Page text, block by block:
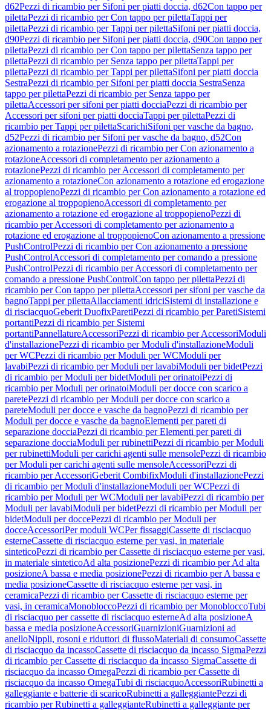
d62Pezzi di ricambio per Sifoni per piatti doccia, d62Con tappo per
pilettaPezzi di ricambio per Con tappo per pilettaTappi per
pilettaPezzi di ricambio per Tappi per pilettaSifoni per piatti doccia,
d90Pezzi di ricambio per Sifoni per piatti doccia, d90Con tappo per
pilettaPezzi di ricambio per Con tappo per pilettaSenza tappo per
pilettaPezzi di ricambio per Senza tappo per pilettaTappi per
pilettaPezzi di ricambio per Tappi per pilettaSifoni per piatti doccia
SestraPezzi di ricambio per Sifoni per piatti doccia SestraSenza
tappo per pilettaPezzi di ricambio per Senza tappo per
pilettaAccessori per sifoni per piatti docciaPezzi di ricambio per
Accessori per sifoni per piatti docciaTappi per pilettaPezzi di
ricambio per Tappi per pilettaScarichiSifoni per vasche da bagno,
d52Pezzi di ricambio per Sifoni per vasche da bagno, d52Con
azionamento a rotazionePezzi di ricambio per Con azionamento a
rotazioneAccessori di completamento per azionamento a
rotazionePezzi di ricambio per Accessori di completamento per
azionamento a rotazioneCon azionamento a rotazione ed erogazione
al troppopienoPezzi di ricambio per Con azionamento a rotazione ed
erogazione al troppopienoAccessori di completamento per
azionamento a rotazione ed erogazione al troppopienoPezzi di
ricambio per Accessori di completamento per azionamento a
rotazione ed erogazione al troppopienoCon azionamento a pressione
PushControlPezzi di ricambio per Con azionamento a pressione
PushControlAccessori di completamento per comando a pressione
PushControlPezzi di ricambio per Accessori di completamento per
comando a pressione PushControlCon tappo per pilettaPezzi di
ricambio per Con tappo per pilettaAccessori per sifoni per vasche da
bagnoTappi per pilettaAllacciamenti idriciSistemi di installazione e
di risciacquoGeberit DuofixParetiPezzi di ricambio per ParetiSistemi
portantiPezzi di ricambio per Sistemi
portantiPannellatureAccessoriPezzi di ricambio per AccessoriModuli
d'installazionePezzi di ricambio per Moduli d'installazioneModuli
per WCPezzi di ricambio per Moduli per WCModuli per
lavabiPezzi di ricambio per Moduli per lavabiModuli per bidetPezzi
di ricambio per Moduli per bidetModuli per orinatoiPezzi di
ricambio per Moduli per orinatoiModuli per docce con scarico a
paretePezzi di ricambio per Moduli per docce con scarico a
pareteModuli per docce e vasche da bagnoPezzi di ricambio per
Moduli per docce e vasche da bagnoElementi per pareti di
separazione docciaPezzi di ricambio per Elementi per pareti di
separazione docciaModuli per rubinettiPezzi di ricambio per Moduli
per rubinettiModuli per carichi agenti sulle mensolePezzi di ricambio
per Moduli per carichi agenti sulle mensoleAccessoriPezzi di
ricambio per AccessoriGeberit CombifixModuli d'installazionePezzi
di ricambio per Moduli d'installazioneModuli per WCPezzi di
ricambio per Moduli per WCModuli per lavabiPezzi di ricambio per
Moduli per lavabiModuli per bidetPezzi di ricambio per Moduli per
bidetModuli per doccePezzi di ricambio per Moduli per
docceAccessoriPer moduli WCPer fissaggiCassette di risciacquo
esterneCassette di risciacquo esterne per vasi, in materiale
sinteticoPezzi di ricambio per Cassette di risciacquo esterne per vasi,
in materiale sinteticoAd alta posizionePezzi di ricambio per Ad alta
posizioneA bassa e media posizionePezzi di ricambio per A bassa e
media posizioneCassette di risciacquo esterne per vasi, in
ceramicaPezzi di ricambio per Cassette di risciacquo esterne per
vasi, in ceramicaMonobloccoPezzi di ricambio per MonobloccoTubi
di risciacquo per cassette di risciacquo esterneAd alta posizioneA
bassa e media posizioneAccessoriGuarnizioniGuarnizioni ad
anelloNippli, rosoni e riduttori di flussoMateriali di consumoCassette
di risciacquo da incassoCassette di risciacquo da incasso SigmaPezzi
di ricambio per Cassette di risciacquo da incasso SigmaCassette di
risciacquo da incasso OmegaPezzi di ricambio per Cassette di
risciacquo da incasso OmegaTubi di risciacquoAccessoriRubinetti a
galleggiante e batterie di scaricoRubinetti a galleggiantePezzi di
ricambio per Rubinetti a galleggianteRubinetti a galleggiante per